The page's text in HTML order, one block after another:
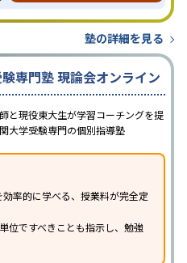
塾の詳細を見る
専門塾 現論会オンライン
と現役東大生が学習コーチングを提
大学受験専門の個別指導塾
率的に学べる、授業料が完全定
位ですべきことも指示し、勉強